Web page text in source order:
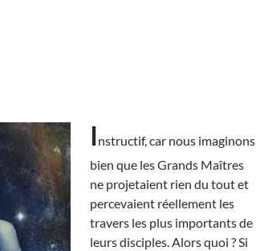
Instructif, car nous imaginons
bien que les Grands Maîtres
ne projetaient rien du tout et
percevaient réellement les
travers les plus importants de
leurs disciples. Alors quoi ? Si